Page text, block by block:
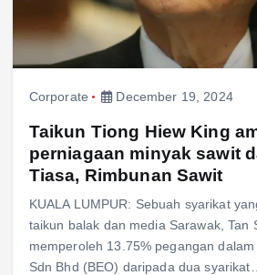
Corporate December 19, 2024
Taikun Tiong Hiew King
perniagaan minyak sawit
Tiasa, Rimbunan Sawit
KUALA LUMPUR: Sebuah syarikat
taikun balak dan media Sarawak, Tan
memperoleh 13.75% pegangan
Sdn Bhd (BEO) daripada dua syarikat…